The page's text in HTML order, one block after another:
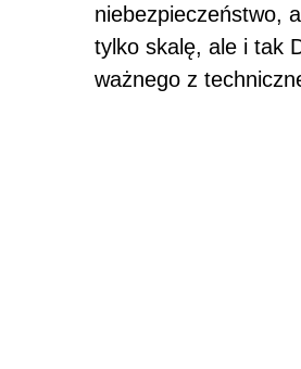
niebezpieczeństwo,
tylko skalę, ale i tak
ważnego z